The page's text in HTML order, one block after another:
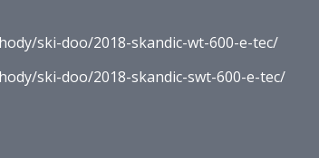
ski-doo/2018-skandic-wt-600-e-tec/
ski-doo/2018-skandic-swt-600-e-tec/